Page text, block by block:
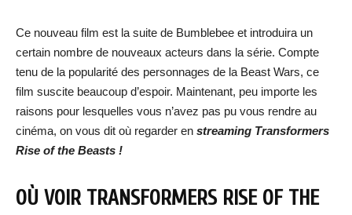
Ce nouveau film est la suite de Bumblebee et introduira un
certain nombre de nouveaux acteurs dans la série. Compte
tenu de la popularité des personnages de la Beast Wars, ce
film suscite beaucoup d’espoir. Maintenant, peu importe les
raisons pour lesquelles vous n’avez pas pu vous rendre au
cinéma, on vous dit où regarder en streaming Transformers
Rise of the Beasts !
OÙ VOIR TRANSFORMERS RISE OF THE